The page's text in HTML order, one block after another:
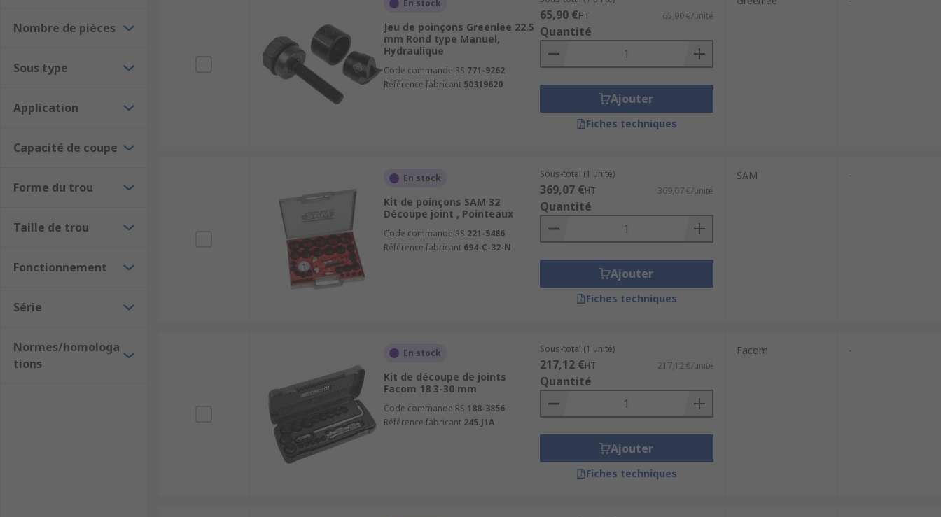
Nombre de pièces
Sous type
Application
Capacité de coupe
Forme du trou
Taille de trou
Fonctionnement
Série
Normes/homologa
tions
En stock
Jeu de poinçons Greenlee 22.5
mm Rond type Manuel,
Hydraulique
Code commande RS 771-9262
Référence fabricant 50319620
65,90 €HT 65,90 €/unité
Quantité
Ajouter
Fiches techniques
En stock
Kit de poinçons SAM 32
Découpe joint , Pointeaux
Code commande RS 221-5486
Référence fabricant 694-C-32-N
Sous-total (1 unité)
369,07 €HT 369,07 €/unité
Quantité
Ajouter
Fiches techniques
SAM -
En stock
Kit de découpe de joints
Facom 18 3-30 mm
Code commande RS 188-3856
Référence fabricant 245.J1A
Sous-total (1 unité)
217,12 €HT 217,12 €/unité
Quantité
Ajouter
Fiches techniques
Facom -